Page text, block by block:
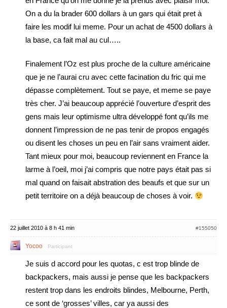
On a du la brader 600 dollars à un gars qui était pret à
faire les modif lui meme. Pour un achat de 4500 dollars à
la base, ca fait mal au cul…..
Finalement l’Oz est plus proche de la culture américaine
que je ne l’aurai cru avec cette facination du fric qui me
dépasse complètement. Tout se paye, et meme se paye
très cher. J’ai beaucoup apprécié l’ouverture d’esprit des
gens mais leur optimisme ultra développé font qu’ils me
donnent l’impression de ne pas tenir de propos engagés
ou disent les choses un peu en l’air sans vraiment aider.
Tant mieux pour moi, beaucoup reviennent en France la
larme à l’oeil, moi j’ai compris que notre pays était pas si
mal quand on faisait abstration des beaufs et que sur un
petit territoire on a déjà beaucoup de choses à voir.
22 juillet 2010 à 8 h 41 min #155050
Yocoo Participant
Je suis d accord pour les quotas, c est trop blinde de
backpackers, mais aussi je pense que les backpackers
restent trop dans les endroits blindes, Melbourne, Perth,
ce sont de ‘grosses’ villes, car ya aussi des